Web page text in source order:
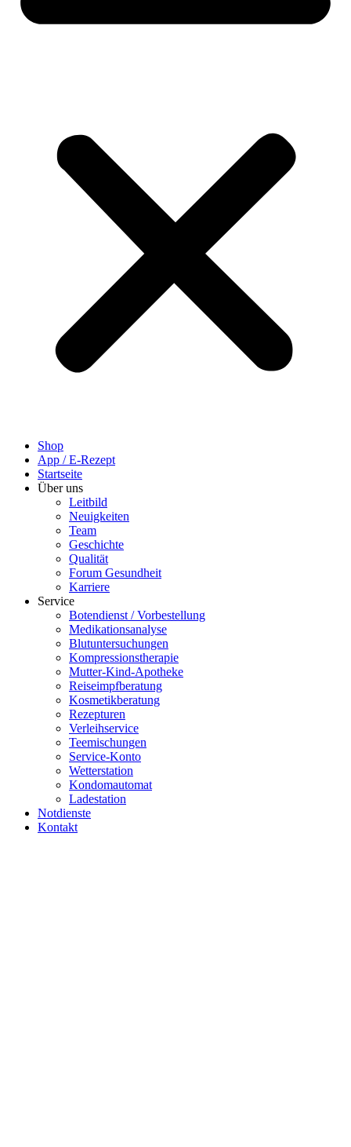
Shop
App / E-Rezept
Startseite
Über uns
Leitbild
Neuigkeiten
Team
Geschichte
Qualität
Forum Gesundheit
Karriere
Service
Botendienst / Vorbestellung
Medikationsanalyse
Blutuntersuchungen
Kompressionstherapie
Mutter-Kind-Apotheke
Reiseimpfberatung
Kosmetikberatung
Rezepturen
Verleihservice
Teemischungen
Service-Konto
Wetterstation
Kondomautomat
Ladestation
Notdienste
Kontakt